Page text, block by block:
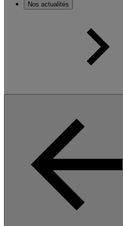
Nos actualités